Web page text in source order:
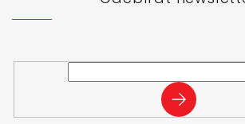
PŘIHLÁSIT
SE